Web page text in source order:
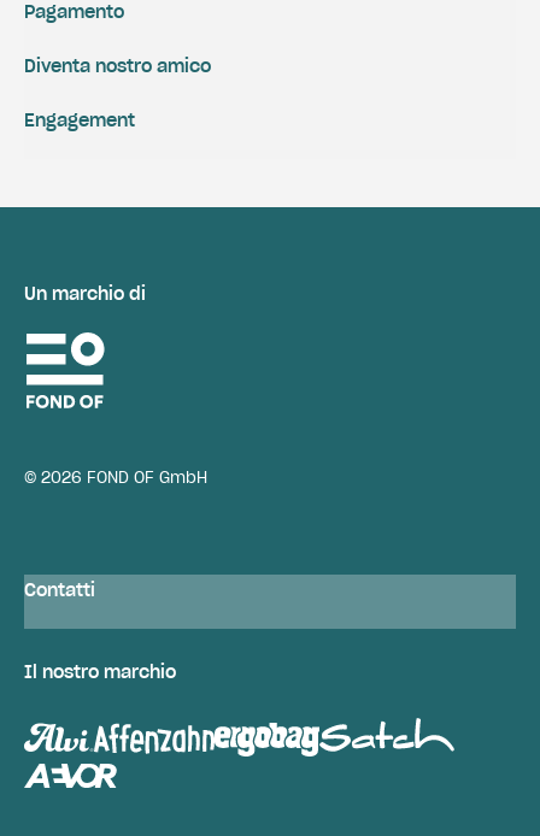
Pagamento
Engagement
Diventa nostro amico
Un marchio di
© 2026 FOND OF GmbH
Contatti
Il nostro marchio